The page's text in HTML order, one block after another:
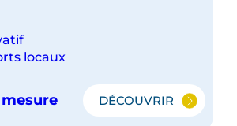
locaux
DÉCOUVRIR
L'ESSENTIEL